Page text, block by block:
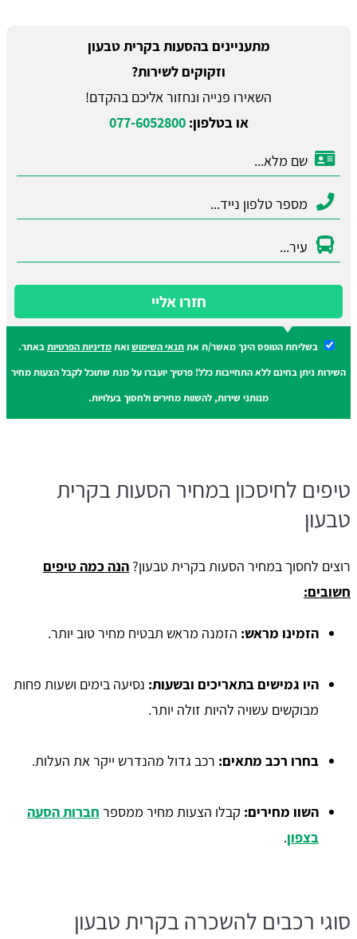
מתעניינים בהסעות בקרית טבעון
וזקוקים לשירות?
השאירו פנייה ונחזור אליכם בהקדם!
או בטלפון:077-6052800
חזרו אליי
בשליחת הטופס הינך מאשר/ת אתתנאי השימושואתמדיניות הפרטיותבאתר.
השירות ניתן בחינם ללא התחייבות כלל! פרטיך יועברו על מנת שתוכל לקבל הצעות מחיר
מנותני שירות, להשוות מחירים ולחסוך בעלויות.
טיפים לחיסכון במחיר הסעות בקרית
טבעון
רוצים לחסוך במחיר הסעות בקרית טבעון? הנה כמה טיפים
חשובים:
הזמינו מראש: הזמנה מראש תבטיח מחיר טוב יותר.
היו גמישים בתאריכים ובשעות: נסיעה בימים ושעות פחות
מבוקשים עשויה להיות זולה יותר.
בחרו רכב מתאים: רכב גדול מהנדרש ייקר את העלות.
השוו מחירים: קבלו הצעות מחיר ממספר חברות הסעה
בצפון.
סוגי רכבים להשכרה בקרית טבעון